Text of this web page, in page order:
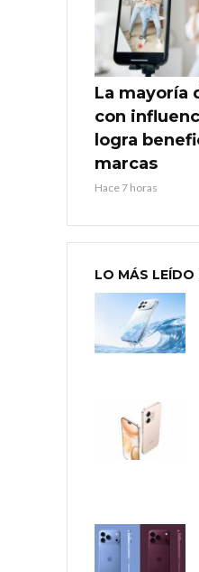
La mayoría
con
logra
marcas
Hace 7 horas
LO MÁS LEÍDO